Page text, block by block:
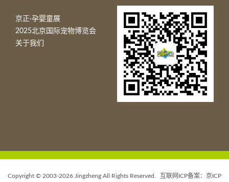
京正·孕婴童展
2025北京国际宠物博览会
关于我们
Copyright © 2003-2026 Jingzheng All Rights Reserved. 互联网ICP备案：京ICP